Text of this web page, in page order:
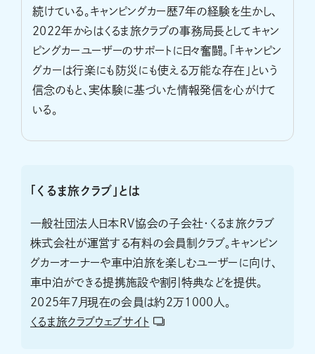
続けている。キャンピングカー歴7年の経験を生かし、
2022年からはくるま旅クラブの事務局長としてキャン
ピングカーユーザーのサポートに日々奮闘。「キャンピン
グカーは行楽にも防災にも使える万能な存在」という
信念のもと、実体験に基づいた情報発信を心がけて
いる。
「くるま旅クラブ」とは
一般社団法人日本RV協会の子会社・くるま旅クラブ
株式会社が運営する有料の会員制クラブ。キャンピン
グカーオーナーや車中泊旅を楽しむユーザーに向け、
車中泊ができる提携施設や割引特典などを提供。
2025年７月現在の会員は約2万1000人。
くるま旅クラブウェブサイト